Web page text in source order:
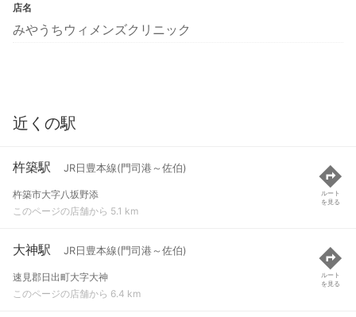
店名
みやうちウィメンズクリニック
近くの駅
杵築駅 JR日豊本線(門司港～佐伯)
杵築市大字八坂野添
このページの店舗から 5.1 km
ルート
を見る
大神駅 JR日豊本線(門司港～佐伯)
速見郡日出町大字大神
このページの店舗から 6.4 km
ルート
を見る